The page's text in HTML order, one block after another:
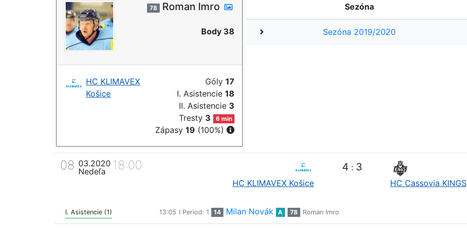
78 Roman Imro
Body 38
HC KLIMAVEX
Košice
Góly 17
I. Asistencie 18
II. Asistencie 3
Tresty 3 6 min
Zápasy 19 (100%)
Sezóna
Sezóna 2019/2020
08 03.2020
Nedeľa
18:00
HC KLIMAVEX Košice
4 : 3
HC Cassovia KINGS
I. Asistencie (1) 13:05 I Period: 1 14 Milan Novák A 78 Roman Imro